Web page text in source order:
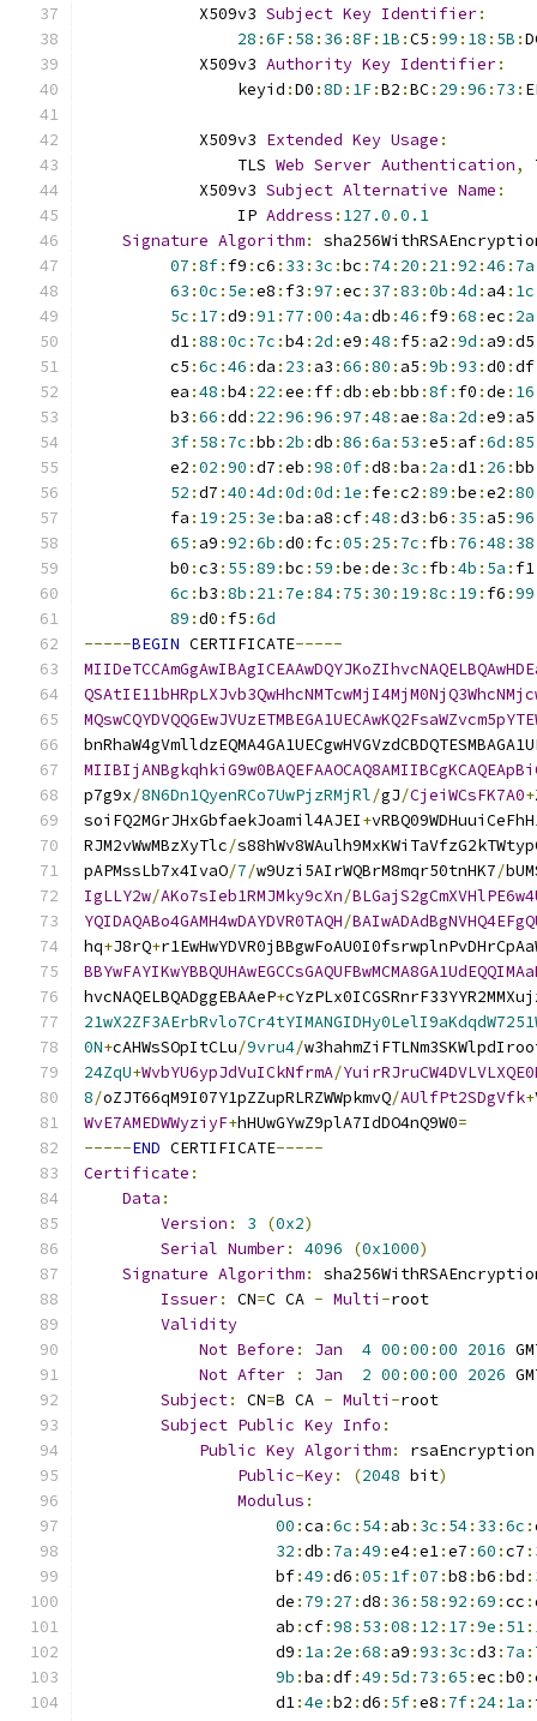
            X509v3
Subject Key Identifier:
28 :6F: 58 : 36 :8F: 1B :C5 :99 : 18 : 5B :
            X509v3
Authority Key Identifier:
                keyid
:D0 :8D : 1F:B2 :BC: 29 :96 : 73 :
            X509v3
Extended Key Usage :
                TLS
Web Server Authentication,
            X509v3
Subject Alternative Name :
                IP
Address : 127.0 .0.1
Signature Algorithm:
07 :8f: f9 :c6 : 33 : 3c :bc : 74: 20 : 21:92 :46 : 7a
63 :0c : 5e :e8 : f3 :97 :ec : 37 :83 :0b :4d : a4: 1c
5c : 17 :d9 :91: 77 :00 :4a :db :46 : f9 :68 :ec : 2a
         d1
:88 :0c : 7c :b4: 2d :e9 :48 : f5 : a2 :9d : a9 :d5
         c5
:6c :46 :da : 23 : a3 :66 :80 : a5 :9b :93 :d0 :df
         ea
:48 :b4: 22 :ee : ff:db :eb :bb :8f: f0 :de : 16
         b3
:66 :dd : 22 :96 :96 :97 :48 : ae :8a : 2d :e9 : a5
3f: 58 : 7c :bb : 2b :db :86 :6a : 53 :e5 : af:6d :85
         e2
:02 :90 :d7 :eb :98 :0f:d8 :ba : 2a :d1: 26 :bb
52 :d7 :40 :4d :0d :0d : 1e : fe :c2 :89 :be :e2 :80
         fa
: 19 : 25 : 3e :ba : a8 :cf:48 :d3 :b6 : 35 : a5 :96
65 : a9 :92 :6b :d0 : fc :05 : 25 : 7c : fb : 76 :48 : 38
         b0
:c3 : 55 :89 :bc : 59 :be :de : 3c : fb :4b : 5a : f1
6c :b3 :8b : 21: 7e :84: 75 : 30 : 19 :8c : 19 : f6 :99
89 :d0 : f5 :6d
-----BEGIN CERTIFICATE-----
p7g9x/8N6Dn1QyenRCo7UwPjzRMjRl/gJ/CjeiWCsFK7A0+
soiFQ2MGrJHxGbfaekJoamil4AJEI+
RJM2vWwMBzXyTlc/
pAPMssLb7x4IvaO/7/w9Uzi5AIrWQBrM8mqr50tnHK7/
IgLLY2w/AKo7sIeb1RMJMky9cXn/
YQIDAQABo4GAMH4wDAYDVR0TAQH/
hq+J8rQ+
hvcNAQELBQADggEBAAeP+
0N+cAHWsSOpItCLu/9vru4/
24ZqU+WvbYU6ypJdVuICkNfrmA/
8/oZJT66qM9I07Y1pZZupRLRZWWpkmvQ/AUlfPt2SDgVfk+
WvE7AMEDWWyziyF+hHUwGYwZ9plA7IdDO4nQ9W0=
-----END CERTIFICATE-----
Certificate :
Data :
Version : 3 (0x2)
Serial Number: 4096 (0x1000)
Signature Algorithm:
Issuer: CN=C CA - Multi -root
Validity
Not Before : Jan 4 00 :00 :00 2016
Not After : Jan 2 00 :00 :00 2026
Subject: CN=B CA - Multi -root
Subject Public Key Info :
Public Key Algorithm:
rsaEncryption
Public-Key: (2048 bit)
Modulus :
00 :ca :6c : 54: ab : 3c : 54: 33 :6c :
32 :db : 7a :49 :e4:e1:e7 :60 :c7 :
                    bf
:49 :d6 :05 : 1f:07 :b8 :b6 :bd :
                    de
: 79 : 27 :d8 : 36 : 58 :92 :69 :cc :
                    ab
:cf:98 : 53 :08 : 12 : 17 :9e : 51:
                    d9
: 1a : 2e :68 : a9 :93 : 3c :d3 : 7a :
9b :ba :df:49 : 5d : 73 :65 :ec :b0 :
                    d1
:4e :b2 :d6 : 5f:e8 : 7f: 24: 1a :